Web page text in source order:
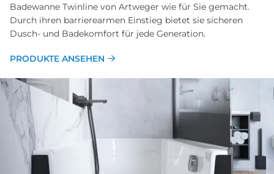
Badewanne Twinline von Artweger wie für Sie gemacht.
Durch ihren barrierearmen Einstieg bietet sie sicheren
Dusch- und Badekomfort für jede Generation.
PRODUKTE ANSEHEN